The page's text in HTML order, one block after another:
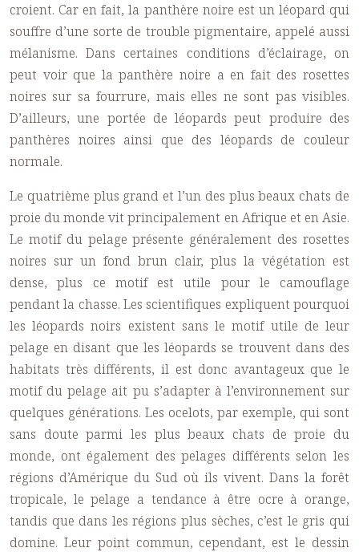
croient. Car en fait, la panthère noire est un léopard qui
souffre d’une sorte de trouble pigmentaire, appelé aussi
mélanisme. Dans certaines conditions d’éclairage, on
peut voir que la panthère noire a en fait des rosettes
noires sur sa fourrure, mais elles ne sont pas visibles.
D’ailleurs, une portée de léopards peut produire des
panthères noires ainsi que des léopards de couleur
normale.
Le quatrième plus grand et l’un des plus beaux chats de
proie du monde vit principalement en Afrique et en Asie.
Le motif du pelage présente généralement des rosettes
noires sur un fond brun clair, plus la végétation est
dense, plus ce motif est utile pour le camouflage
pendant la chasse. Les scientifiques expliquent pourquoi
les léopards noirs existent sans le motif utile de leur
pelage en disant que les léopards se trouvent dans des
habitats très différents, il est donc avantageux que le
motif du pelage ait pu s’adapter à l’environnement sur
quelques générations. Les ocelots, par exemple, qui sont
sans doute parmi les plus beaux chats de proie du
monde, ont également des pelages différents selon les
régions d’Amérique du Sud où ils vivent. Dans la forêt
tropicale, le pelage a tendance à être ocre à orange,
tandis que dans les régions plus sèches, c’est le gris qui
domine. Leur point commun, cependant, est le dessin